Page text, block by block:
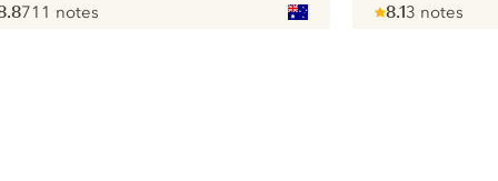
711 notes
8.13 notes